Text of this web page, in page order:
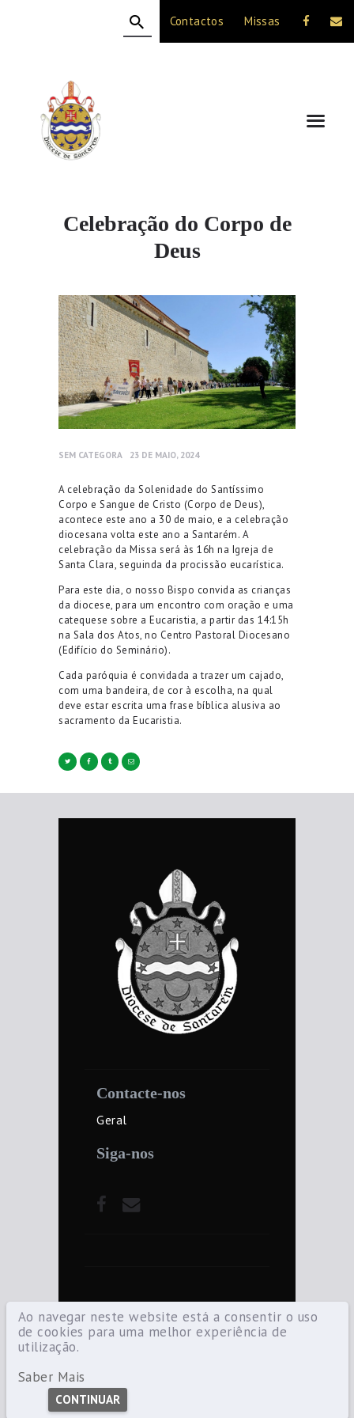
Ao navegar neste website está a consentir o uso
de cookies para uma melhor experiência de
utilização.
Saber Mais
CONTINUAR
Contactos Missas
Celebração do Corpo de
Deus
A DIOCESE
CELEBRAÇÃO
VIDA CRISTÃ
NOTÍCIAS
SEM CATEGORA 23 DE MAIO, 2024
A celebração da Solenidade do Santíssimo
Corpo e Sangue de Cristo (Corpo de Deus),
acontece este ano a 30 de maio, e a celebração
diocesana volta este ano a Santarém. A
celebração da Missa será às 16h na Igreja de
Santa Clara, seguinda da procissão eucarística.
Para este dia, o nosso Bispo convida as crianças
da diocese, para um encontro com oração e uma
catequese sobre a Eucaristia, a partir das 14:15h
na Sala dos Atos, no Centro Pastoral Diocesano
(Edifício do Seminário).
Cada paróquia é convidada a trazer um cajado,
com uma bandeira, de cor à escolha, na qual
deve estar escrita uma frase bíblica alusiva ao
sacramento da Eucaristia.
Contacte-nos
Geral
Siga-nos
©2021 Diocese de Santarém — Todos os
direitos reservados.